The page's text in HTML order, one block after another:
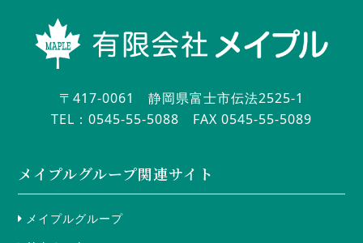
〒417-0061 静岡県富士市伝法2525-1
TEL：0545-55-5088 FAX 0545-55-5089
メイプルグループ関連サイト
メイプルグループ